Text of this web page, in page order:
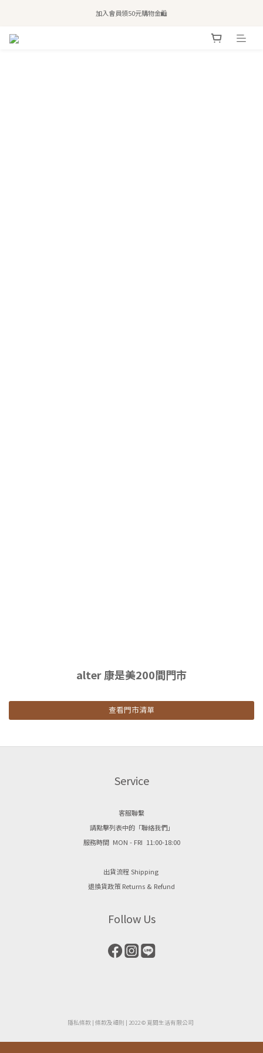
全站滿$2,500免運｜6/30前 含新品滿$1,300超取免運
加入會員領50元購物金🛍️
alter 康是美200間門市
查看門市清單
Service
客服聯繫
請點擊列表中的「聯絡我們」
服務時間 MON - FRI 11:00-18:00
出貨流程 Shipping
退換貨政策 Returns & Refund
Follow Us
隱私條款| ​ 條款及細則 | 2022 © 覓間生活有限公司